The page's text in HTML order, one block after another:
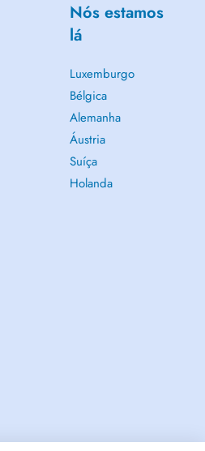
Nós estamos
lá
Luxemburgo
Bélgica
Alemanha
Áustria
Suíça
Holanda